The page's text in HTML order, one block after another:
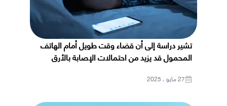
تشير دراسة إلى أن قضاء وقت طويل أمام الهاتف
المحمول قد يزيد من احتمالات الإصابة بالأرق
27 مايو ، 2025